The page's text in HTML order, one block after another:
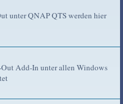
unter QNAP QTS werden hier
Add-In unter allen Windows